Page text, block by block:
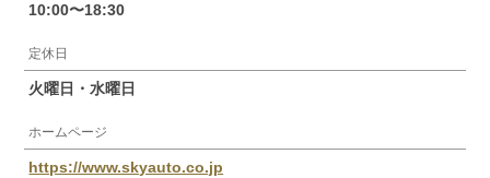
10:00〜18:30
定休日
火曜日・水曜日
ホームページ
https://www.skyauto.co.jp